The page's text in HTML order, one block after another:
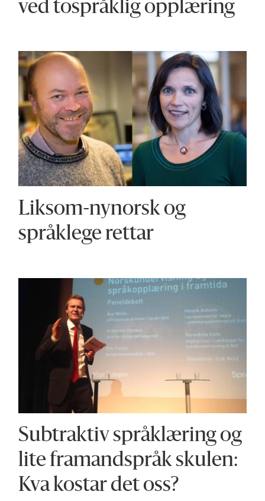
ved tospråklig opplæring
Liksom-nynorsk og
språklege rettar
Subtraktiv språklæring og
lite framandspråk skulen:
Kva kostar det oss?